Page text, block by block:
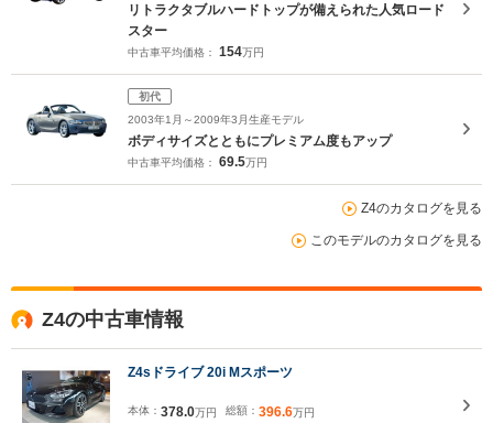
リトラクタブルハードトップが備えられた人気ロード
スター
中古車平均価格： 154万円
初代
2003年1月～2009年3月生産モデル
ボディサイズとともにプレミアム度もアップ
中古車平均価格： 69.5万円
Z4のカタログを見る
このモデルのカタログを見る
Z4の中古車情報
Z4sドライブ 20i Mスポーツ
本体： 378.0万円
総額： 396.6万円